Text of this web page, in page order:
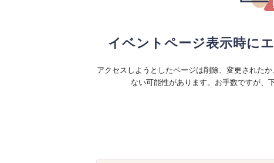
イベントページ表示時に
アクセスしようとしたページは削除、変更された
ない可能性があります。お手数ですが、